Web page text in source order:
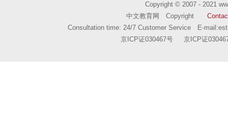
Copyright © 2007 - 2021
中文教育网 Copyright
Consultation time: 24/7 Customer Service E-mail:
京ICP证030467号
京ICP证